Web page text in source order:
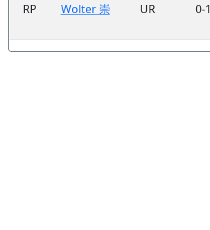
RP
Wolter 崇 UR 0-1